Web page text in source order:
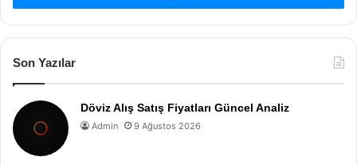
Son Yazılar
Döviz Alış Satış Fiyatları Güncel Analiz
Admin 9 Ağustos 2026